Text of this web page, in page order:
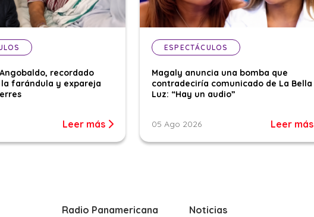
recordado
farándula y expareja
Leer más
ESPECTÁCULOS
Magaly anuncia una bomba que
contradeciría comunicado de La Bella
Luz: “Hay un audio”
05 Ago 2026 Leer más
Radio Panamericana
Noticias